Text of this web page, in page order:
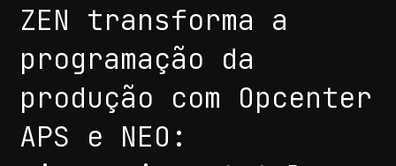
ZEN transforma a
programação da
produção com Opcenter
APS e NEO: